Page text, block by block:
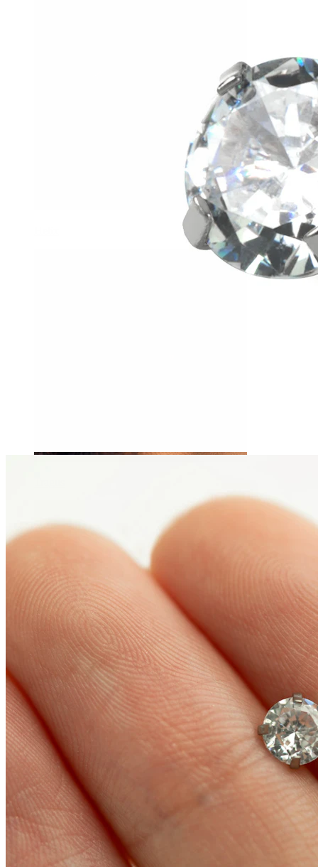
Conch